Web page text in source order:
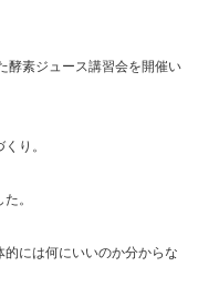
酵素ジュース講習会を開催い
り。
。
には何にいいのか分からな